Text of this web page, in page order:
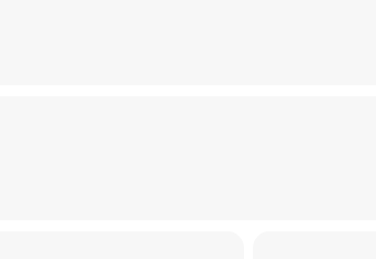
und suchst noch Mitstreiter*innen oder du
Ort mit Gründungsinteressierten und